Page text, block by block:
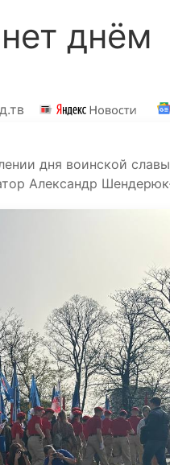
днём
дня воинской
Александр